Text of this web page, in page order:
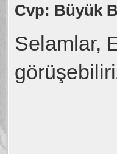
Cvp: Büyük
Selamlar,